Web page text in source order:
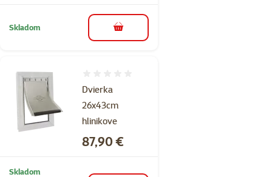
Skladom do košíka
Dvierka
26x43cm
hlinikove
Cena
87,90 €
Skladom